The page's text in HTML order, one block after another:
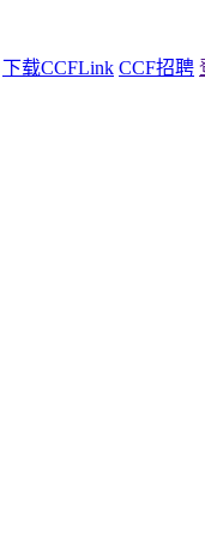
下载CCFLink CCF招聘